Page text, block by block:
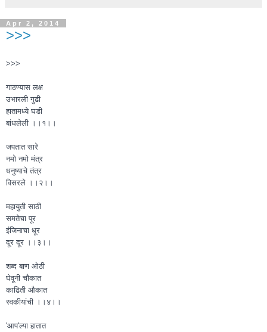
Apr 2, 2014
>>>
>>>
गाठण्यास लक्ष
उभारली गुढी
हातामध्ये घडी
बांधलेली ।।१।।
जपतात सारे
नमो नमो मंत्र
धनुष्याचे तंत्र
विसरले ।।२।।
महायुती साठी
समतेचा पूर
इंजिनाचा धूर
दूर दूर ।।३।।
शब्द बाण ओठी
घेवूनी चौकात
काढिती औकात
स्वकीयांची ।।४।।
'आप'ल्या हातात